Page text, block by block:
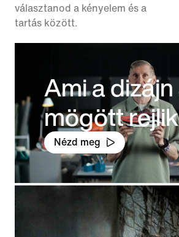
választanod a kényelem és a
tartás között.
Ami a dizájn
mögött rejlik
Nézd meg